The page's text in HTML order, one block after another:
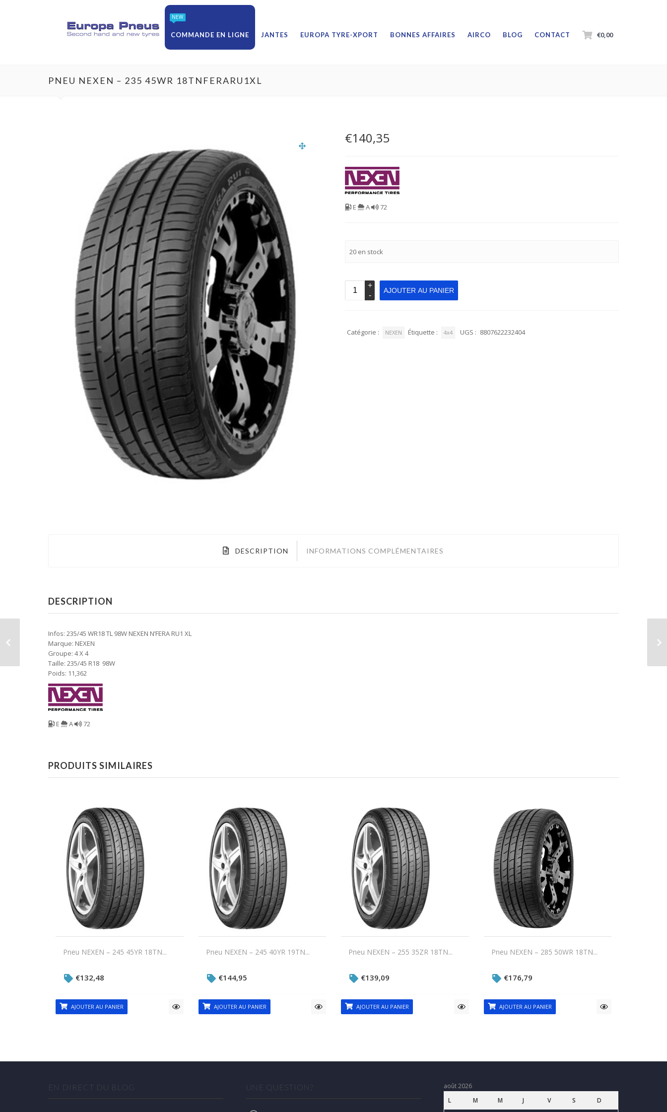
€0,00
NEW
COMMANDE EN LIGNE JANTES EUROPA TYRE-XPORT BONNES AFFAIRES AIRCO BLOG CONTACT
PNEU NEXEN – 235 45WR 18TNFERARU1XL
€140,35
E A 72
20 en stock
AJOUTER AU PANIER
Catégorie : NEXEN Étiquette : 4x4 UGS : 8807622232404
DESCRIPTION INFORMATIONS COMPLÉMENTAIRES
DESCRIPTION
Infos: 235/45 WR18 TL 98W NEXEN N’FERA RU1 XL
Marque: NEXEN
Groupe: 4 X 4
Taille: 235/45 R18 98W
Poids: 11,362
E A 72
PRODUITS SIMILAIRES
Pneu NEXEN – 245 45YR 18TN...
€132,48
AJOUTER AU PANIER
Pneu NEXEN – 245 40YR 19TN...
€144,95
AJOUTER AU PANIER
Pneu NEXEN – 255 35ZR 18TN...
€139,09
AJOUTER AU PANIER
Pneu NEXEN – 285 50WR 18TN...
€176,79
AJOUTER AU PANIER
EN DIRECT DU BLOG UNE QUESTION?
août 2026
L
M M J V S D